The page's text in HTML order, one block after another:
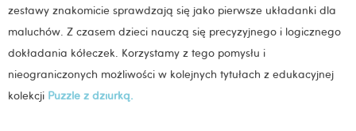
zestawy znakomicie sprawdzają się jako pierwsze układanki dla
maluchów. Z czasem dzieci nauczą się precyzyjnego i logicznego
dokładania kółeczek. Korzystamy z tego pomysłu i
nieograniczonych możliwości w kolejnych tytułach z edukacyjnej
kolekcji Puzzle z dziurką.